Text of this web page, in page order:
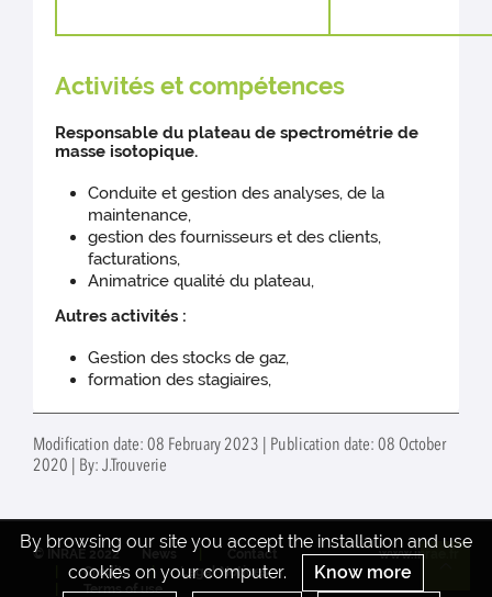
Activités et compétences
Responsable du plateau de spectrométrie de
masse isotopique.
Conduite et gestion des analyses, de la
maintenance,
gestion des fournisseurs et des clients,
facturations,
Animatrice qualité du plateau,
Autres activités :
Gestion des stocks de gaz,
formation des stagiaires,
Modification date: 08 February 2023 | Publication date: 08 October
2020 | By: J.Trouverie
By browsing our site you accept the installation and use
cookies on your computer.
Know more
© INRAE 2022
Contact
Credits
Legal Notices
Terms of use
www.inrae.fr